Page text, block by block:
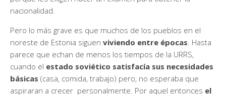
nacionalidad.
Pero lo más grave es que muchos de los pueblos en el
noreste de Estonia siguen viviendo entre épocas. Hasta
parece que echan de menos los tiempos de la URRS,
cuando el estado soviético satisfacía sus necesidades
básicas (casa, comida, trabajo) pero, no esperaba que
aspiraran a crecer personalmente. Por aquel entonces el